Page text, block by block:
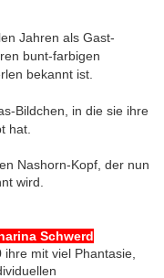
Jahren als Gast-
bunt-farbigen
bekannt ist.
Bildchen, in die sie ihre
hat.
Nashorn-Kopf, der nun
wird.
Schwerd
mit viel Phantasie,